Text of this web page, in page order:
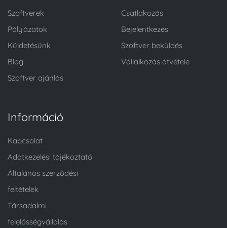
Szoftverek
Pályázatok
Küldetésünk
Blog
Szoftver ajánlás
Csatlakozás
Bejelentkezés
Szoftver beküldés
Vállalkozás átvétele
Információ
Kapcsolat
Adatkezelési tájékoztató
Általános szerződési
feltételek
Társadalmi
felelősségvállalás